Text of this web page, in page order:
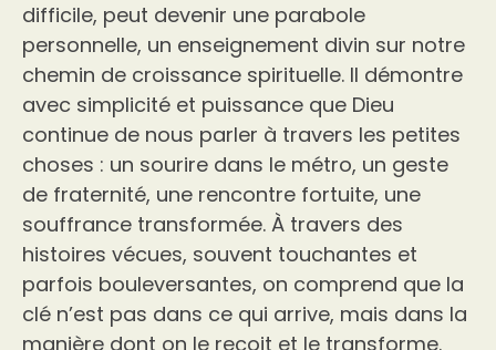
difficile, peut devenir une parabole
personnelle, un enseignement divin sur notre
chemin de croissance spirituelle. Il démontre
avec simplicité et puissance que Dieu
continue de nous parler à travers les petites
choses : un sourire dans le métro, un geste
de fraternité, une rencontre fortuite, une
souffrance transformée. À travers des
histoires vécues, souvent touchantes et
parfois bouleversantes, on comprend que la
clé n’est pas dans ce qui arrive, mais dans la
manière dont on le reçoit et le transforme.